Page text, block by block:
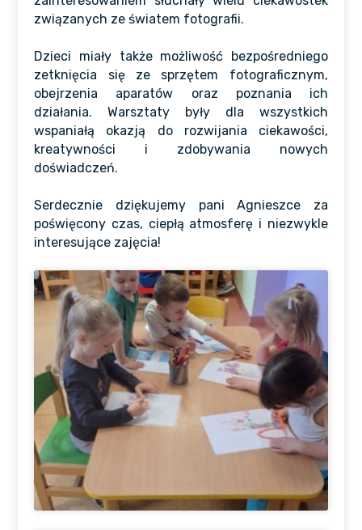
związanych ze światem fotografii.
Dzieci miały także możliwość bezpośredniego
zetknięcia się ze sprzętem fotograficznym,
obejrzenia aparatów oraz poznania ich
działania. Warsztaty były dla wszystkich
wspaniałą okazją do rozwijania ciekawości,
kreatywności i zdobywania nowych
doświadczeń.
Serdecznie dziękujemy pani Agnieszce za
poświęcony czas, ciepłą atmosferę i niezwykle
interesujące zajęcia!